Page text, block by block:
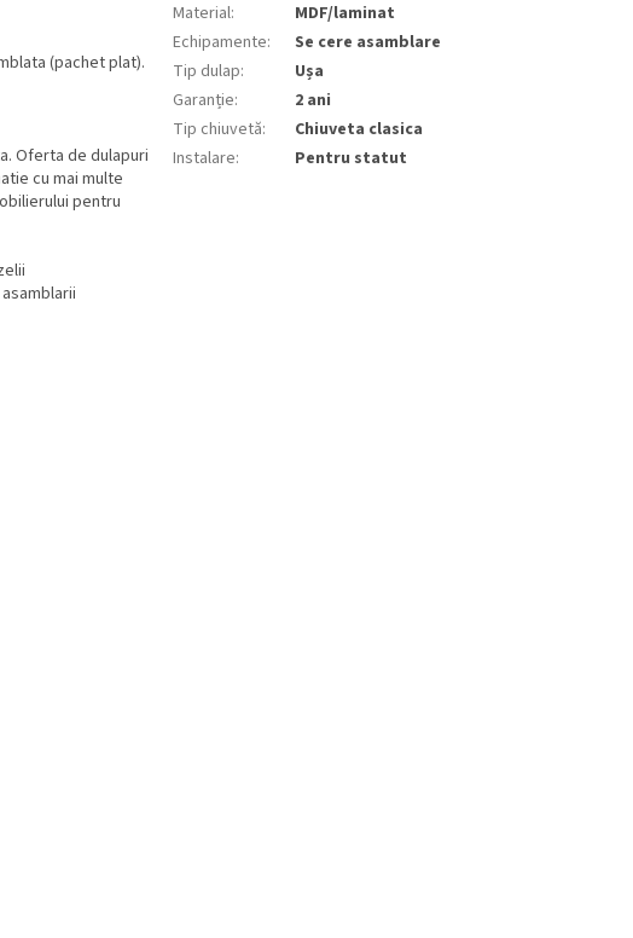
(pachet plat).
Oferta de dulapuri
cu mai multe
pentru
Material:
MDF/laminat
Echipamente:
Se cere asamblare
Tip dulap:
Ușa
Garanție:
2 ani
Tip chiuvetă:
Chiuveta clasica
Instalare: Pentru statut